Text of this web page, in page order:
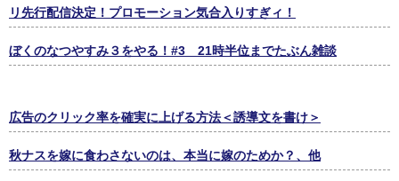
リ先行配信決定！プロモーション気合入りすぎィ！
ぼくのなつやすみ３をやる！#3 21時半位までたぶん雑談
広告のクリック率を確実に上げる方法＜誘導文を書け＞
秋ナスを嫁に食わさないのは、本当に嫁のためか？、他